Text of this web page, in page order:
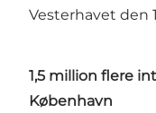
Vesterhavet den
1,5 million flere
København